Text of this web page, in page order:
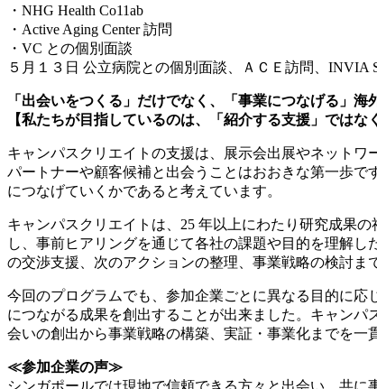
・NHG Health Co11ab
・Active Aging Center 訪問
・VC との個別面談
５月１３日 公立病院との個別面談、ＡＣＥ訪問、INVIA
「出会いをつくる」だけでなく、「事業につなげる」
【私たちが目指しているのは、「紹介する支援」ではな
キャンパスクリエイトの支援は、展示会出展やネット
パートナーや顧客候補と出会うことはおおきな第一歩
につなげていくかであると考えています。
キャンパスクリエイトは、25 年以上にわたり研究成果
し、事前ヒアリングを通じて各社の課題や目的を理解
の交渉支援、次のアクションの整理、事業戦略の検討ま
今回のプログラムでも、参加企業ごとに異なる目的に
につながる成果を創出することが出来ました。キャン
会いの創出から事業戦略の構築、実証・事業化までを一
≪参加企業の声≫
シンガポールでは現地で信頼できる方々と出会い、共に